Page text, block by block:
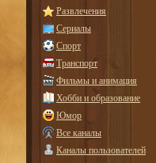
Развлечения
Сериалы
Спорт
Транспорт
Фильмы и анимация
Хобби и образование
Юмор
Все каналы
Каналы пользователей